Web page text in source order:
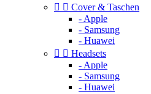
  Cover & Taschen
- Apple
- Samsung
- Huawei
  Headsets
- Apple
- Samsung
- Huawei